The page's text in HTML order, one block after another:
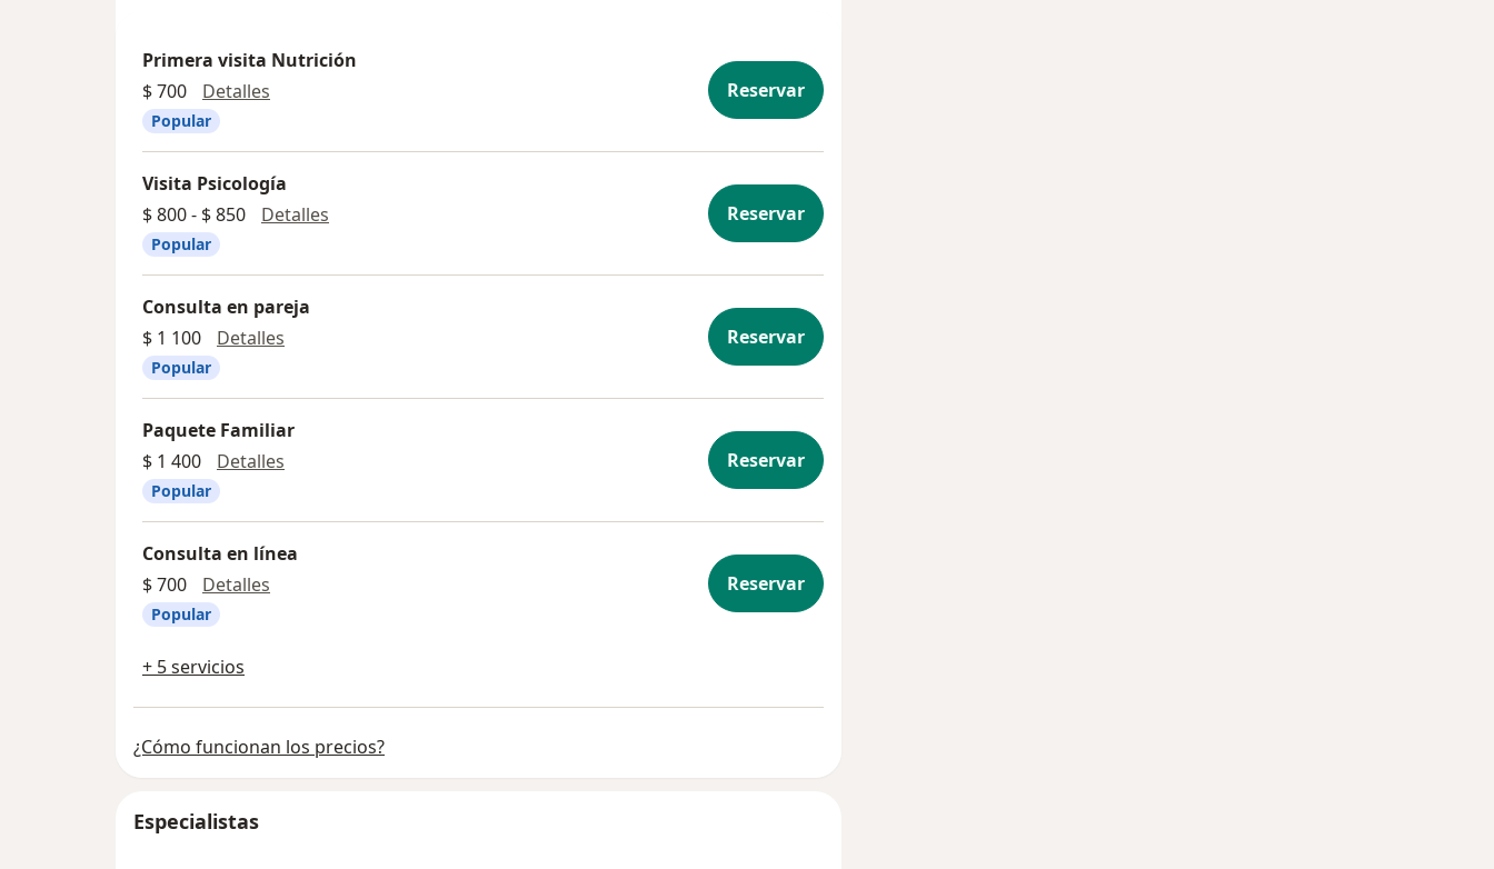
Primera visita Nutrición
$ 700
Detalles
Popular
Reservar
Visita Psicología
$ 800 - $ 850
Detalles
Popular
Reservar
Consulta en pareja
$ 1 100
Detalles
Popular
Reservar
Paquete Familiar
$ 1 400
Detalles
Popular
Reservar
Consulta en línea
$ 700
Detalles
Popular
Reservar
+ 5 servicios
¿Cómo funcionan los precios?
Especialistas